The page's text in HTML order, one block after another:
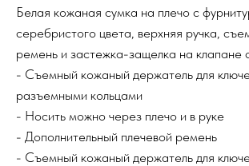
Белая кожаная сумка на плечо с
серебристого цвета, верхняя ручка,
ремень и застежка-защелка на клапане
- Съемный кожаный держатель для
разъемными кольцами
- Носить можно через плечо и в руке
- Дополнительный плечевой ремень
- Съемный кожаный держатель для